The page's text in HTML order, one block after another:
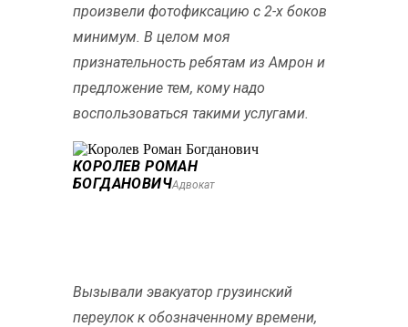
произвели фотофиксацию с 2-х боков
минимум. В целом моя
признательность ребятам из Амрон и
предложение тем, кому надо
воспользоваться такими услугами.
КОРОЛЕВ РОМАН
БОГДАНОВИЧАдвокат
Вызывали эвакуатор грузинский
переулок к обозначенному времени,